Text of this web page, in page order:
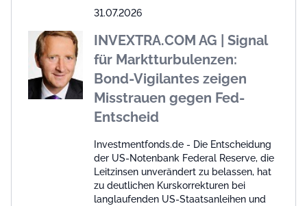
31.07.2026
INVEXTRA.COM AG | Signal
für Marktturbulenzen:
Bond-Vigilantes zeigen
Misstrauen gegen Fed-
Entscheid
Investmentfonds.de - Die Entscheidung
der US-Notenbank Federal Reserve, die
Leitzinsen unverändert zu belassen, hat
zu deutlichen Kurskorrekturen bei
langlaufenden US-Staatsanleihen und